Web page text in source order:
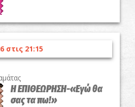
στις 21:15
Η ΕΠΙΘΕΩΡΗΣΗ-«Εγώ θα
σας τα πω!»